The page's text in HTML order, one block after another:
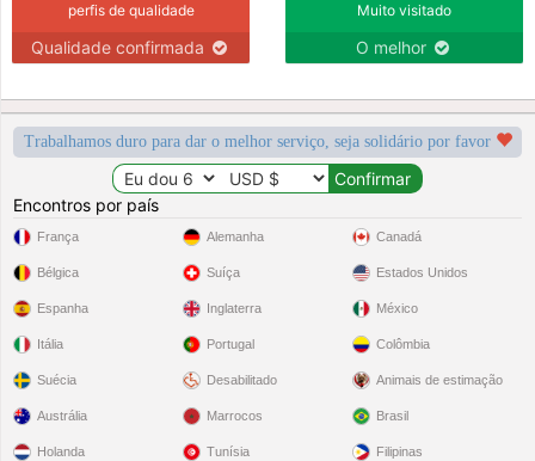
perfis de qualidade
Qualidade confirmada
Muito visitado
O melhor
Trabalhamos duro para dar o melhor serviço, seja solidário por favor
Encontros por país
França
Bélgica
Espanha
Itália
Suécia
Alemanha
Suíça
Inglaterra
Portugal
Desabilitado
Canadá
Estados Unidos
México
Colômbia
Animais de estimação
Austrália
Holanda
Marrocos
Tunísia
Brasil
Filipinas